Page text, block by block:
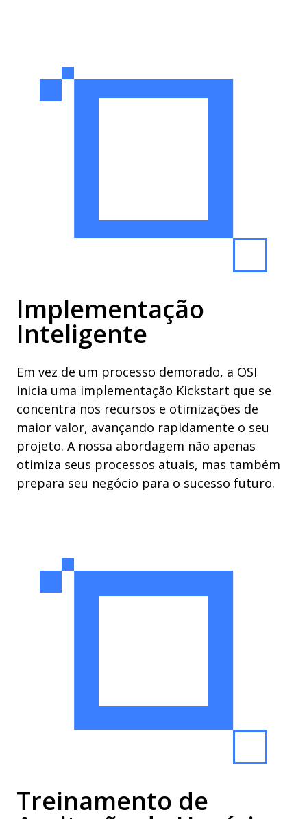
Implementação
Inteligente
Em vez de um processo demorado, a OSI
inicia uma implementação Kickstart que se
concentra nos recursos e otimizações de
maior valor, avançando rapidamente o seu
projeto. A nossa abordagem não apenas
otimiza seus processos atuais, mas também
prepara seu negócio para o sucesso futuro.
Treinamento de